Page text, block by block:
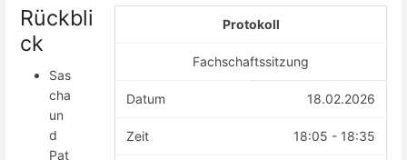
Protokoll
Fachschaftssitzung
Datum 18.02.2026
Zeit 18:05 - 18:35
Rückbli
ck
Sas
cha
un
d
Pat